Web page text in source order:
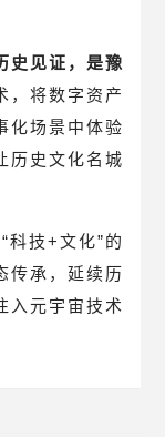
史见证，是豫
，将数字资产
化场景中体验
历史文化名城
科技+文化”的
传承，延续历
入元宇宙技术